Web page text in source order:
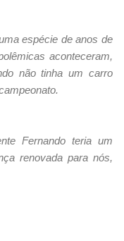
espécie de anos de
aconteceram,
não tinha um carro
Fernando teria um
renovada para nós,